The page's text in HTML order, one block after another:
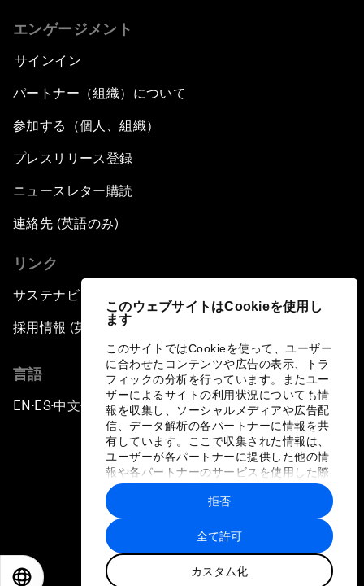
このウェブサイトはCookieを使用し
ます
このサイトではCookieを使って、ユーザー
に合わせたコンテンツや広告の表示、トラ
フィックの分析を行っています。またユー
ザーによるサイトの利用状況についても情
報を収集し、ソーシャルメディアや広告配
信、データ解析の各パートナーに情報を共
有しています。ここで収集された情報は、
ユーザーが各パートナーに提供した他の情
報や各パートナーのサービスを使用した際
に収集された情報と組み合わされ、各パー
トナーによって使用されることがありま
す。
全て許可
カスタム化
拒否
エンゲージメント
サインイン
パートナー（組織）について
参加する（個人、組織）
プレスリリース登録
ニュースレター購読
連絡先 (英語のみ)
リンク
サステナビリティへの取り組み
採用情報 (英語のみ)
言語
EN ▪ ES▪中文▪ 日本語
プライバシーポリシーと利用規約
サイトマップ
©
世界経済フォーラム